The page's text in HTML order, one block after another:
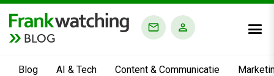
BLOG
Blog AI & Tech Content & Communicatie